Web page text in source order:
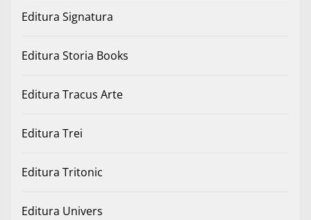
Editura Signatura
Editura Storia Books
Editura Tracus Arte
Editura Trei
Editura Tritonic
Editura Univers